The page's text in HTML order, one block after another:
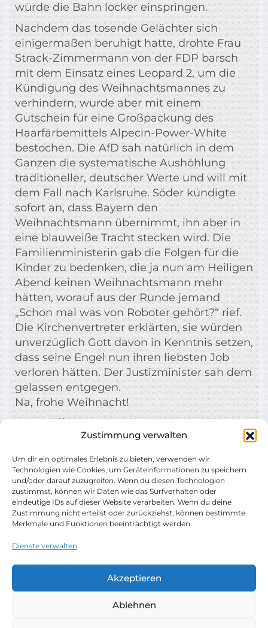
Zustimmung verwalten
Um dir ein optimales Erlebnis zu bieten, verwenden wir
Technologien wie Cookies, um Geräteinformationen zu speichern
und/oder darauf zuzugreifen. Wenn du diesen Technologien
zustimmst, können wir Daten wie das Surfverhalten oder
eindeutige IDs auf dieser Website verarbeiten. Wenn du deine
Zustimmung nicht erteilst oder zurückziehst, können bestimmte
Merkmale und Funktionen beeinträchtigt werden.
Dienste verwalten
Akzeptieren
Ablehnen
würde die Bahn locker einspringen.
Nachdem das tosende Gelächter sich
einigermaßen beruhigt hatte, drohte Frau
Strack-Zimmermann von der FDP barsch
mit dem Einsatz eines Leopard 2, um die
Kündigung des Weihnachtsmannes zu
verhindern, wurde aber mit einem
Gutschein für eine Großpackung des
Haarfärbemittels Alpecin-Power-White
bestochen. Die AfD sah natürlich in dem
Ganzen die systematische Aushöhlung
traditioneller, deutscher Werte und will mit
dem Fall nach Karlsruhe. Söder kündigte
sofort an, dass Bayern den
Weihnachtsmann übernimmt, ihn aber in
eine blauweiße Tracht stecken wird. Die
Familienministerin gab die Folgen für die
Kinder zu bedenken, die ja nun am Heiligen
Abend keinen Weihnachtsmann mehr
hätten, worauf aus der Runde jemand
„Schon mal was von Roboter gehört?“ rief.
Die Kirchenvertreter erklärten, sie würden
unverzüglich Gott davon in Kenntnis setzen,
dass seine Engel nun ihren liebsten Job
verloren hätten. Der Justizminister sah dem
gelassen entgegen.
Na, frohe Weihnacht!
0:00 12März, 2024
Copyright © 2026 Peter Butschkow | Powered by